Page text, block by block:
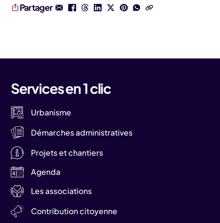
Partager
Services en 1 clic
Urbanisme
Démarches administratives
Projets et chantiers
Agenda
Les associations
Contribution citoyenne